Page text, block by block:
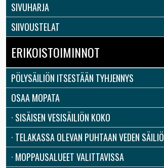
SIVUHARJA
SIIVOUSTELAT
ERIKOISTOIMINNOT
PÖLYSÄILIÖN ITSESTÄÄN TYHJENNYS
OSAA MOPATA
· SISÄISEN VESISÄILIÖN KOKO
· TELAKASSA OLEVAN PUHTAAN VEDEN SÄILIÖ
· MOPPAUSALUEET VALITTAVISSA